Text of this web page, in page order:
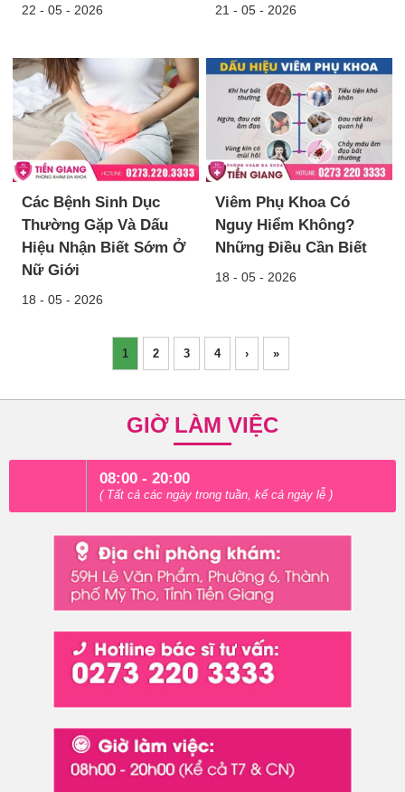
22 - 05 - 2026 21 - 05 - 2026
Các Bệnh Sinh Dục
Thường Gặp Và Dấu
Hiệu Nhận Biết Sớm Ở
Nữ Giới
18 - 05 - 2026
Viêm Phụ Khoa Có
Nguy Hiểm Không?
Những Điều Cần Biết
18 - 05 - 2026
1 2 3 4 › »
GIỜ LÀM VIỆC
08:00 - 20:00
( Tất cả các ngày trong tuần, kể cả ngày lễ )